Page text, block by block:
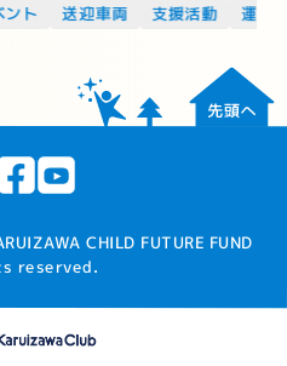
ント 送迎車両 支援活動 運営
CHILD FUTURE FUND
reserved.